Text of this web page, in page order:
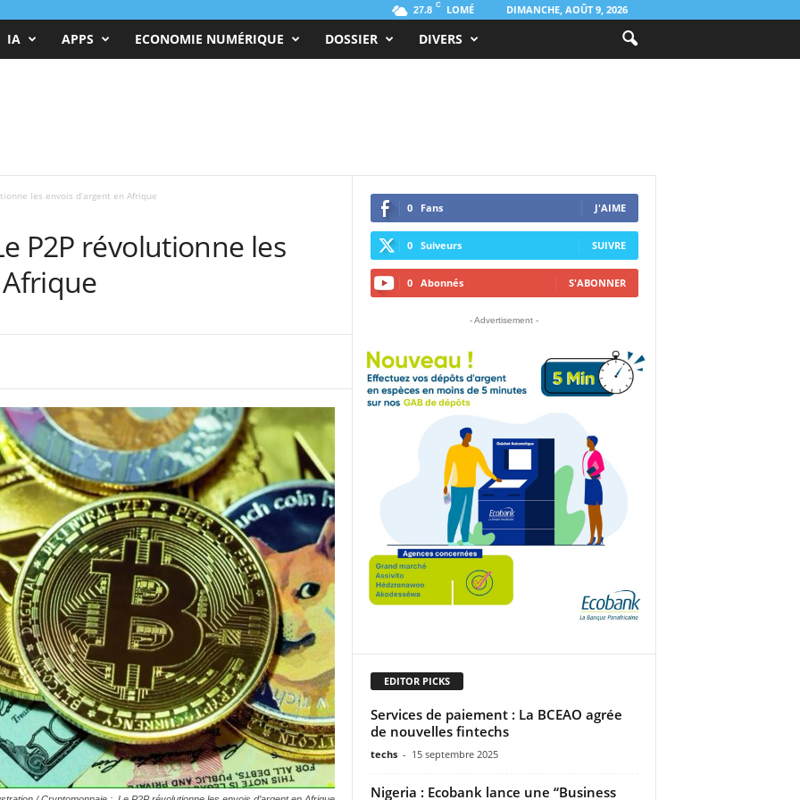
27.8 C LOMÉ DIMANCHE, AOÛT 9, 2026
IA APPS ECONOMIE NUMÉRIQUE DOSSIER DIVERS
les envois d’argent en Afrique
P2P révolutionne les
0 Fans J'AIME
0 Suiveurs SUIVRE
0 Abonnés S'ABONNER
- Advertisement -
EDITOR PICKS
Services de paiement : La BCEAO agrée
de nouvelles fintechs
techs - 15 septembre 2025
Nigeria : Ecobank lance une “Business